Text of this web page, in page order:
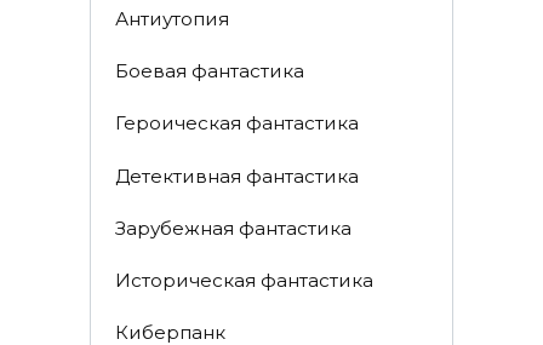
Антиутопия
Боевая фантастика
Героическая фантастика
Детективная фантастика
Зарубежная фантастика
Историческая фантастика
Киберпанк